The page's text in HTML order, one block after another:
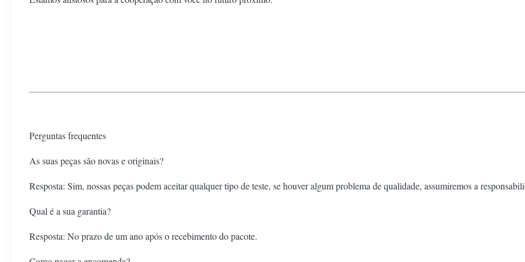
Perguntas frequentes
As suas peças são novas e originais?
Resposta: Sim, nossas peças podem aceitar qualquer tipo de teste, se houver algum problema de qualidade, assumiremos a
Qual é a sua garantia?
Resposta: No prazo de um ano após o recebimento do pacote.